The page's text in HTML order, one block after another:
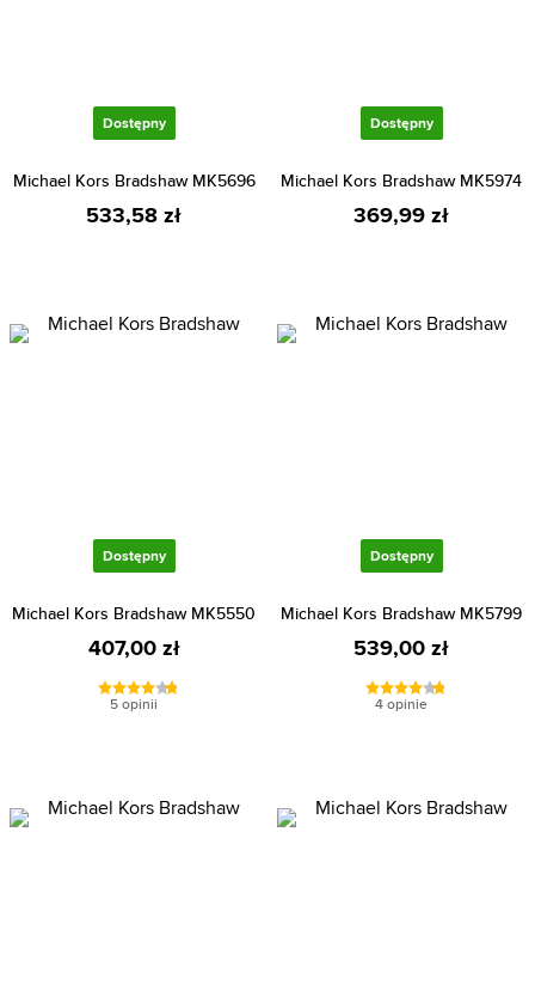
Dostępny
Michael Kors Bradshaw MK5696
533,58 zł
Dostępny
Michael Kors Bradshaw MK5974
369,99 zł
Dostępny
Michael Kors Bradshaw MK5550
407,00 zł
5 opinii
Dostępny
Michael Kors Bradshaw MK5799
539,00 zł
4 opinie